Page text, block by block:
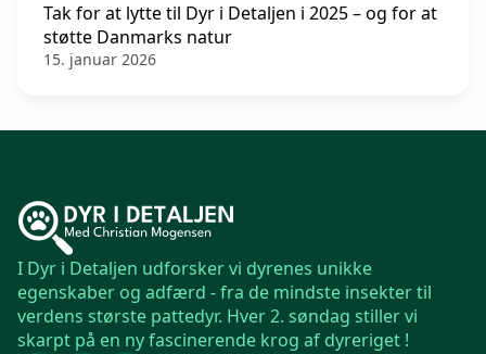
Tak for at lytte til Dyr i Detaljen i 2025 – og for at
støtte Danmarks natur
15. januar 2026
I Dyr i Detaljen udforsker vi dyrenes unikke
egenskaber og adfærd - fra de mindste insekter til
verdens største pattedyr. Hver 2. søndag stiller vi
skarpt på en ny fascinerende krog af dyreriget !